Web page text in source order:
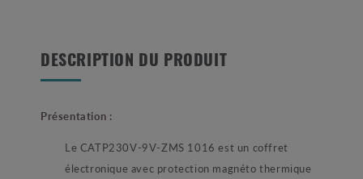
DESCRIPTION DU PRODUIT
Présentation :
Le CATP230V-9V-ZMS 1016 est un coffret
électronique avec protection magnéto thermique